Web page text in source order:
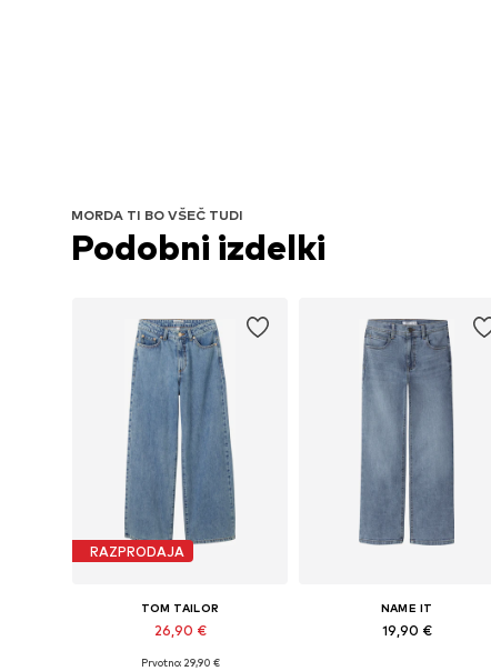
MORDA TI BO VŠEČ TUDI
Podobni izdelki
RAZPRODAJA
TOM TAILOR
26,90 €
Prvotno: 29,90 €
NAME IT
19,90 €